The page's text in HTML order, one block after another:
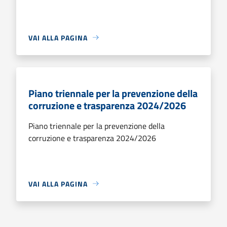
VAI ALLA PAGINA
Piano triennale per la prevenzione della
corruzione e trasparenza 2024/2026
Piano triennale per la prevenzione della
corruzione e trasparenza 2024/2026
VAI ALLA PAGINA